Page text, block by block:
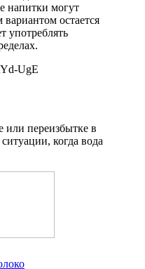
напитки могут
остается
употреблять
UgE
или переизбытке в
когда вода